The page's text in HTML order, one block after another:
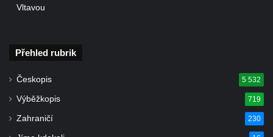
Socha svatého Jana Nepomuckého před
Plešným
Olžin pád
Socha svatého Rocha na schodišti ke
Vltavou
Přehled rubrik
Českopis 5 532
Výběžkopis 719
Zahraničí 230